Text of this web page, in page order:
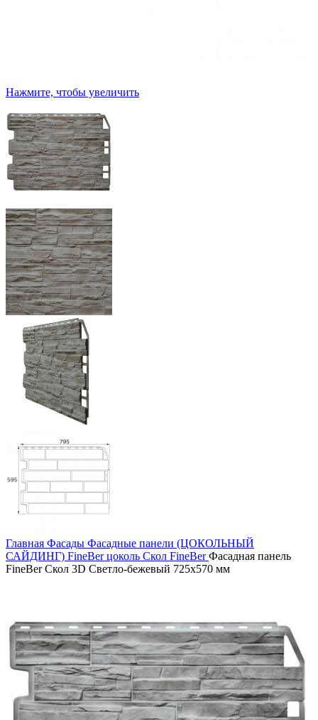
Нажмите, чтобы увеличить
Главная Фасады Фасадные панели (ЦОКОЛЬНЫЙ
САЙДИНГ) FineBer цоколь Скол FineBerФасадная панель
FineBer Скол 3D Светло-бежевый 725х570 мм